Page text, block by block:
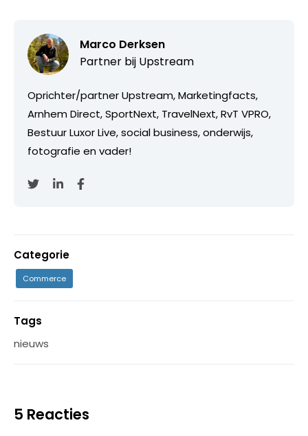
Marco Derksen
Partner bij Upstream
Oprichter/partner Upstream, Marketingfacts,
Arnhem Direct, SportNext, TravelNext, RvT VPRO,
Bestuur Luxor Live, social business, onderwijs,
fotografie en vader!
Categorie
Commerce
Tags
nieuws
5 Reacties